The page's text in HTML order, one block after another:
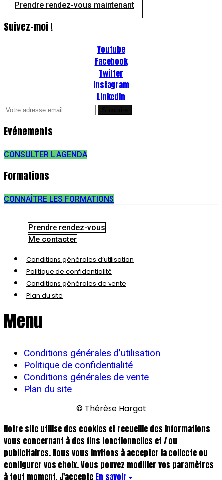
Prendre rendez-vous maintenant
Suivez-moi !
Youtube
Facebook
Twitter
Instagram
Linkedin
Evénements
CONSULTER L'AGENDA
Formations
CONNAÎTRE LES FORMATIONS
Prendre rendez-vous
Me contacter
Conditions générales d’utilisation
Politique de confidentialité
Conditions générales de vente
Plan du site
Menu
Conditions générales d’utilisation
Politique de confidentialité
Conditions générales de vente
Plan du site
© Thérèse Hargot
Notre site utilise des cookies et recueille des informations
vous concernant à des fins fonctionnelles et / ou
publicitaires. Nous vous invitons à accepter la collecte ou
configurer vos choix. Vous pouvez modifier vos paramètres
à tout moment. J'accepte En savoir +